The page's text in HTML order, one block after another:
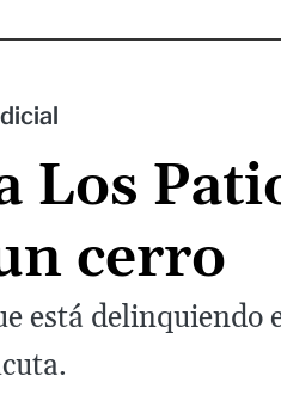
Los
cerro
está delinquiendo